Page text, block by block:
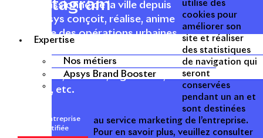
Expertise
Nos métiers
Apsys Brand Booster
Acteur passionné de la ville depuis
1996, Apsys conçoit, réalise, anime
et valorise des opérations urbaines
à forte valeur ajoutée dans toutes
les fonctions : polarités mixtes,
commerces, bureaux, logements,
hôtellerie, etc.
Une entreprise
certifiée
Instagram
utilise des
cookies pour
améliorer son
site et réaliser
des statistiques
de navigation qui
seront
conservées
pendant un an et
sont destinées
au service marketing de l’entreprise.
Pour en savoir plus, veuillez consulter